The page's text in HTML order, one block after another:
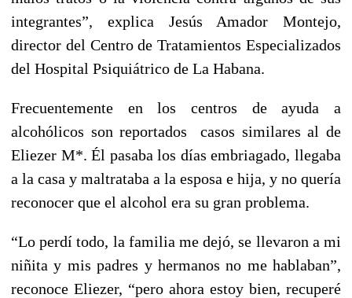
integrantes”, explica Jesús Amador Montejo,
director del Centro de Tratamientos Especializados
del Hospital Psiquiátrico de La Habana.
Frecuentemente en los centros de ayuda a
alcohólicos son reportados casos similares al de
Eliezer M*. Él pasaba los días embriagado, llegaba
a la casa y maltrataba a la esposa e hija, y no quería
reconocer que el alcohol era su gran problema.
“Lo perdí todo, la familia me dejó, se llevaron a mi
niñita y mis padres y hermanos no me hablaban”,
reconoce Eliezer, “pero ahora estoy bien, recuperé